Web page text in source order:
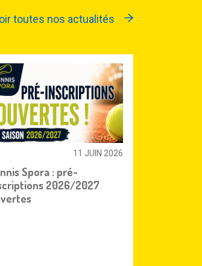
toutes nos actualités
11 JUIN 2026
Spora : pré-
2026/2027